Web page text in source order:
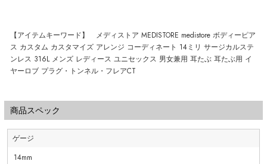
【アイテムキーワード】 メディストア MEDISTORE medistore ボディーピア
ス カスタム カスタマイズ アレンジ コーディネート 14ミリ サージカルステ
ンレス 316L メンズ レディース ユニセックス 男女兼用 耳たぶ 耳たぶ用 イ
ヤーロブ プラグ・トンネル・フレアCT
商品スペック
ゲージ
14mm